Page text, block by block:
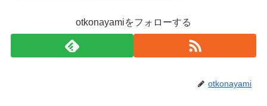
otkonayamiをフォローする
otkonayami